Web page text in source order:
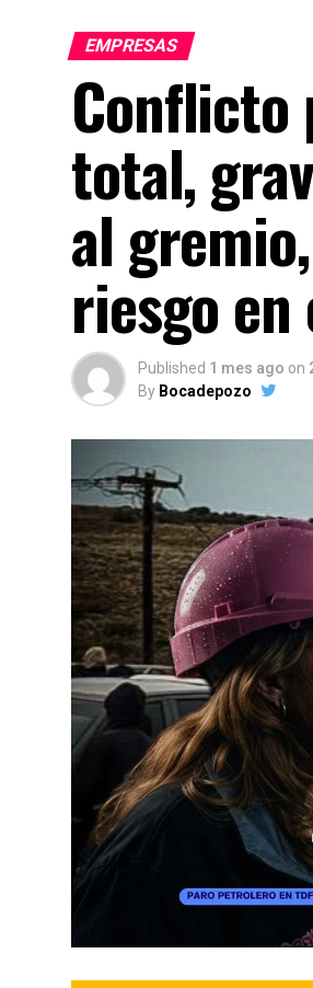
EMPRESAS
Conflicto
total,
al
riesgo
Published 1 mes ago on
By Bocadepozo